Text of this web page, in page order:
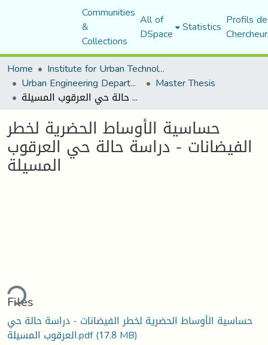
Communities
&
Collections
All of
DSpace Statistics Profils
Home
Institute for Urban Technology Management
Urban Engineering Department Master Thesis
حساسية الأوساط الحضرية لخطر الفيضانات - دراسة حالة حي العرقوب المسيلة
حساسية الأوساط الحضرية لخطر
الفيضانات - دراسة حالة حي العرقوب
المسيلة
Files
حساسية الأوساط الحضرية لخطر الفيضانات - دراسة حالة حي
العرقوب المسيلة.pdf(17.8 MB)